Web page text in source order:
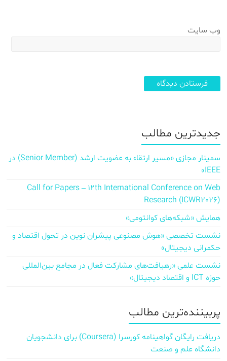
وب‌ سایت
جدیدترین مطالب
سمینار مجازی «مسیر ارتقاء به عضویت ارشد (Senior Member) در
IEEE»
Call for Papers – 12th International Conference on Web
Research (ICWR2026)
همایش «شبکه‌های کوانتومی»
نشست تخصصی «هوش مصنوعی پیشران نوین در تحول اقتصاد و
حکمرانی دیجیتال»
نشست علمی «رهیافت‌های مشارکت فعال در مجامع بین‌المللی
حوزه ICT و اقتصاد دیجیتال»
پربیننده‌ترین مطالب
دریافت رایگان گواهینامه کورسرا (Coursera) برای دانشجویان
دانشگاه علم و صنعت